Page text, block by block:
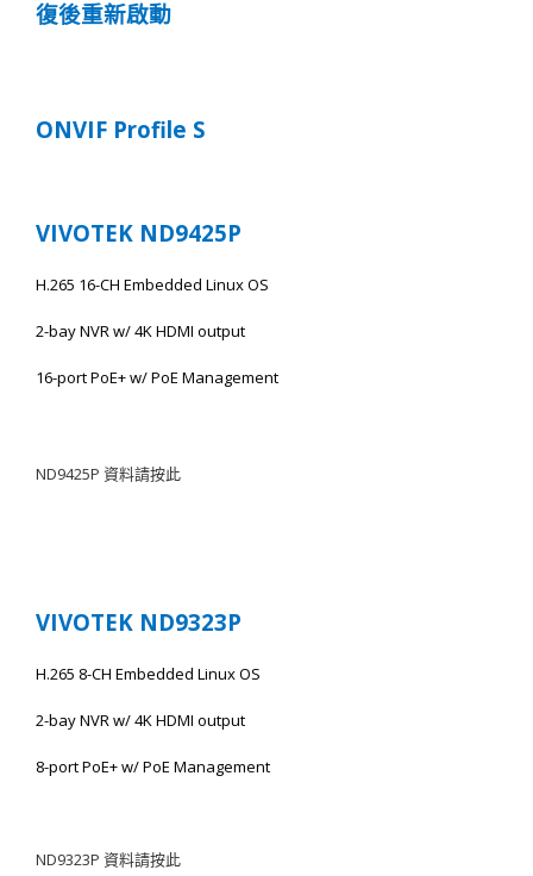
復後重新啟動
ONVIF Profile S
VIVOTEK ND9425P
H.265 16-CH Embedded Linux OS
2-bay NVR w/ 4K HDMI output
16-port PoE+ w/ PoE Management
ND9425P 資料請按此
VIVOTEK ND9323P
H.265 8-CH Embedded Linux OS
2-bay NVR w/ 4K HDMI output
8-port PoE+ w/ PoE Management
ND9323P 資料請按此